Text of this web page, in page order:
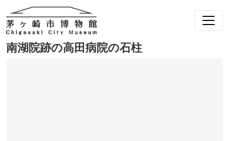
南湖院跡の高田病院の石柱